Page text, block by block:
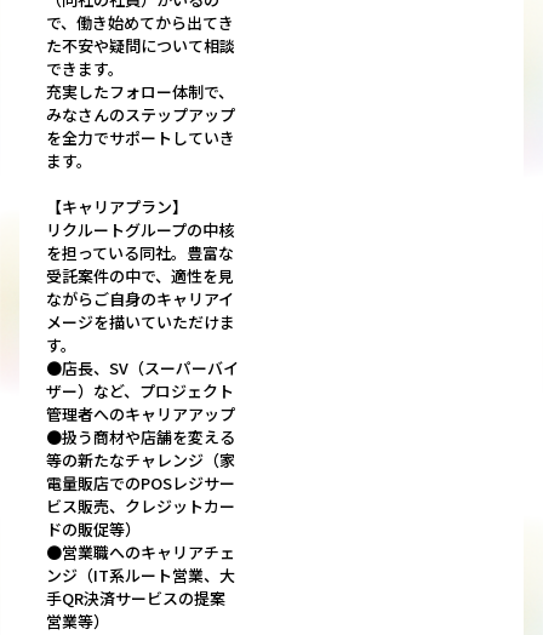
で、働き始めてから出てき
た不安や疑問について相談
できます。
充実したフォロー体制で、
みなさんのステップアップ
を全⼒でサポートしていき
ます。
【キャリアプラン】
リクルートグループの中核
を担っている同社。豊富な
受託案件の中で、適性を見
ながらご自身のキャリアイ
メージを描いていただけま
す。
●店長、SV（スーパーバイ
ザー）など、プロジェクト
管理者へのキャリアアップ
●扱う商材や店舗を変える
等の新たなチャレンジ（家
電量販店でのPOSレジサー
ビス販売、クレジットカー
ドの販促等）
●営業職へのキャリアチェ
ンジ（IT系ルート営業、大
手QR決済サービスの提案
営業等）